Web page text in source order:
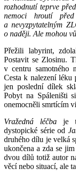
rozhodnutí teprve
nemoci hroutí
a nevyzpytatelným
o naději. Ale mohou
Přežili labyrint,
Postavit se Zlosinu.
v centru samotného
Cesta k nalezení
jen poslední dílek
Pobyt na Spáleništi
onemocněli smrtícím
Vražedná léčbaje
dystopické série od
druhého dílu je velká
ukončena a zda se
dvou dílů totiž autor
věcí nebo situací, ale